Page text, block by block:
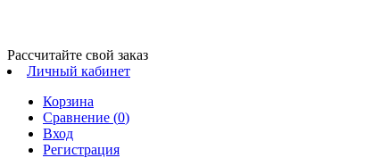
Рассчитайте свой заказ
Личный кабинет
Корзина
Сравнение (0)
Вход
Регистрация